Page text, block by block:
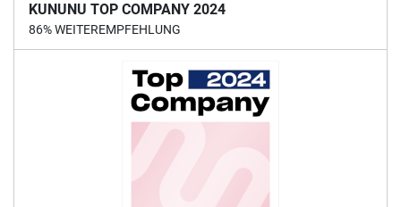
KUNUNU TOP COMPANY 2024
86% WEITEREMPFEHLUNG